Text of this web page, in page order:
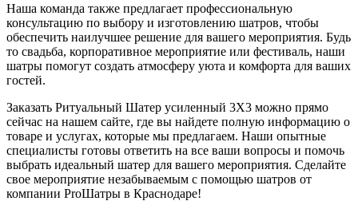
Наша команда также предлагает профессиональную
консультацию по выбору и изготовлению шатров, чтобы
обеспечить наилучшее решение для вашего мероприятия. Будь
то свадьба, корпоративное мероприятие или фестиваль, наши
шатры помогут создать атмосферу уюта и комфорта для ваших
гостей.
Заказать Ритуальный Шатер усиленный 3X3 можно прямо
сейчас на нашем сайте, где вы найдете полную информацию о
товаре и услугах, которые мы предлагаем. Наши опытные
специалисты готовы ответить на все ваши вопросы и помочь
выбрать идеальный шатер для вашего мероприятия. Сделайте
свое мероприятие незабываемым с помощью шатров от
компании ProШатры в Краснодаре!